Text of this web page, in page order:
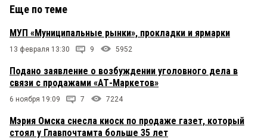
Еще по теме
МУП «Муниципальные рынки», прокладки и ярмарки
13 февраля 13:30 9 5952
Подано заявление о возбуждении уголовного дела в
связи с продажами «АТ-Маркетов»
6 ноября 19:09 7 7224
Мэрия Омска снесла киоск по продаже газет, который
стоял у Главпочтамта больше 35 лет